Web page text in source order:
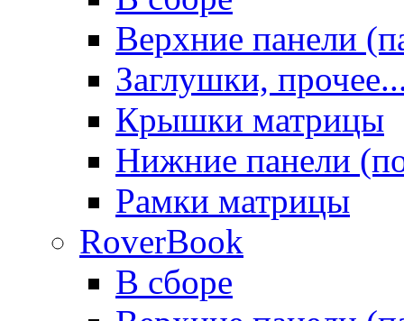
Верхние панели
Заглушки,
Крышки матрицы
Нижние панели
Рамки матрицы
RoverBook
В сборе